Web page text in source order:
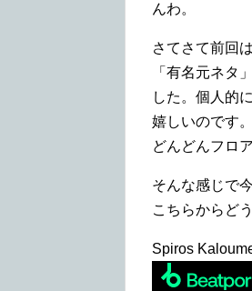
んわ。
さてさて前回
「有名元ネタ
した。個人的
嬉しいのです
どんどんフロ
そんな感じで
こちらからど
Spiros